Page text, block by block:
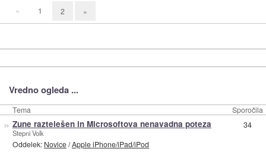
« 1 2 »
Vredno ogleda ...
Tema Sporočila
» Zune raztelešen in Microsoftova nenavadna poteza
Stepni Volk
Oddelek: Novice/Apple iPhone/iPad/iPod
34